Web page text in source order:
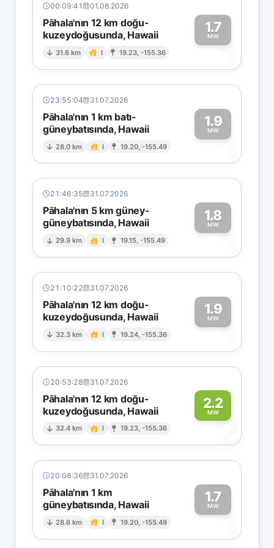
00:09:41 01.08.2026
Pāhala'nın 12 km doğu-
kuzeydoğusunda, Hawaii
31.6 km I 19.23, -155.36
1.7
MW1
23:55:04 31.07.2026
Pāhala'nın 1 km batı-
güneybatısında, Hawaii
28.0 km I 19.20, -155.49
1.9
MW1
21:46:35 31.07.2026
Pāhala'nın 5 km güney-
güneybatısında, Hawaii
29.9 km I 19.15, -155.49
1.8
MW1
21:10:22 31.07.2026
Pāhala'nın 12 km doğu-
kuzeydoğusunda, Hawaii
32.3 km I 19.24, -155.36
1.9
MW1
20:53:28 31.07.2026
Pāhala'nın 12 km doğu-
kuzeydoğusunda, Hawaii
32.4 km I 19.23, -155.36
2.2
MW2
20:08:36 31.07.2026
Pāhala'nın 1 km
güneybatısında, Hawaii
28.6 km I 19.20, -155.49
1.7
MW1